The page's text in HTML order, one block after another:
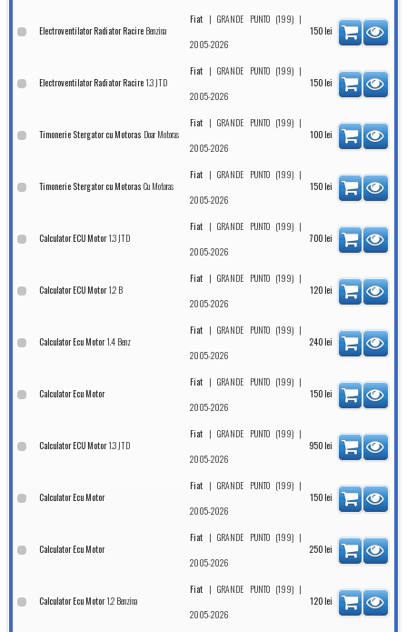
Electroventilator Radiator Racire Benzina
Fiat |GRANDE PUNTO (199) |
2005-2026
150 lei
Electroventilator Radiator Racire 1.3 JTD
Fiat |GRANDE PUNTO (199) |
2005-2026
150 lei
Timonerie Stergator cu Motoras Doar Motoras
Fiat |GRANDE PUNTO (199) |
2005-2026
100 lei
Timonerie Stergator cu Motoras Cu Motoras
Fiat |GRANDE PUNTO (199) |
2005-2026
150 lei
Calculator ECU Motor1.3 JTD
Fiat |GRANDE PUNTO (199) |
2005-2026
700 lei
Calculator ECU Motor1.2 B
Fiat |GRANDE PUNTO (199) |
2005-2026
120 lei
Calculator Ecu Motor1.4 Benz
Fiat |GRANDE PUNTO (199) |
2005-2026
240 lei
Calculator Ecu Motor
Fiat |GRANDE PUNTO (199) |
2005-2026
150 lei
Calculator ECU Motor1.3 JTD
Fiat |GRANDE PUNTO (199) |
2005-2026
950 lei
Calculator Ecu Motor
Fiat |GRANDE PUNTO (199) |
2005-2026
150 lei
Calculator Ecu Motor
Fiat |GRANDE PUNTO (199) |
2005-2026
250 lei
Calculator Ecu Motor1.2 Benzina
Fiat |GRANDE PUNTO (199) |
2005-2026
120 lei